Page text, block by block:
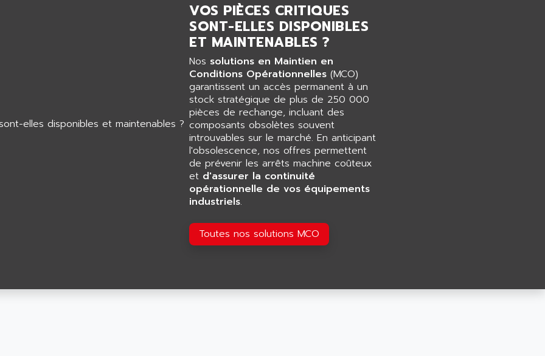
VOS PIÈCES CRITIQUES
SONT-ELLES DISPONIBLES
ET MAINTENABLES ?
Nos solutions en Maintien en
Conditions Opérationnelles (MCO)
garantissent un accès permanent à un
stock stratégique de plus de 250 000
pièces de rechange, incluant des
composants obsolètes souvent
introuvables sur le marché. En anticipant
l'obsolescence, nos offres permettent
de prévenir les arrêts machine coûteux
et d'assurer la continuité
opérationnelle de vos équipements
industriels.
Toutes nos solutions MCO